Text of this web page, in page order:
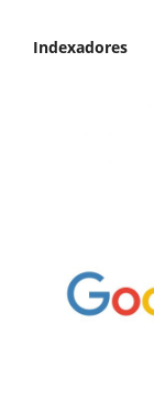
Indexadores